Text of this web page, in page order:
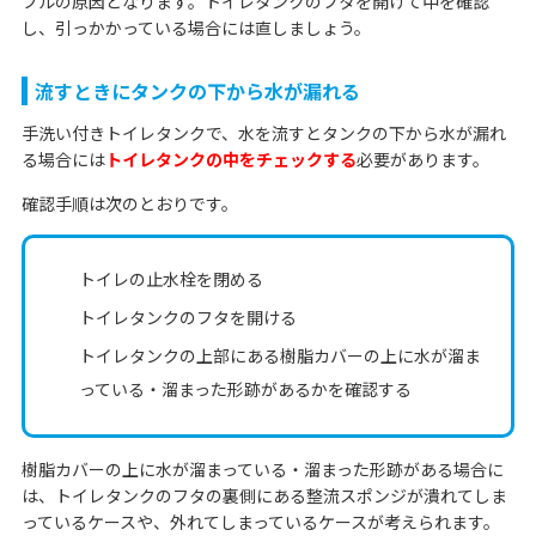
し、引っかかっている場合には直しましょう。
流すときにタンクの下から水が漏れる
手洗い付きトイレタンクで、水を流すとタンクの下から水が漏れ
る場合にはトイレタンクの中をチェックする必要があります。
確認手順は次のとおりです。
トイレの止水栓を閉める
トイレタンクのフタを開ける
トイレタンクの上部にある樹脂カバーの上に水が溜ま
っている・溜まった形跡があるかを確認する
樹脂カバーの上に水が溜まっている・溜まった形跡がある場合に
は、トイレタンクのフタの裏側にある整流スポンジが潰れてしま
っているケースや、外れてしまっているケースが考えられます。